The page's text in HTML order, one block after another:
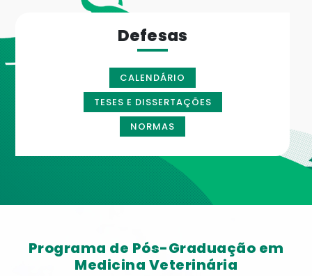
Defesas
CALENDÁRIO
TESES E DISSERTAÇÕES
NORMAS
Programa de Pós-Graduação em
Medicina Veterinária